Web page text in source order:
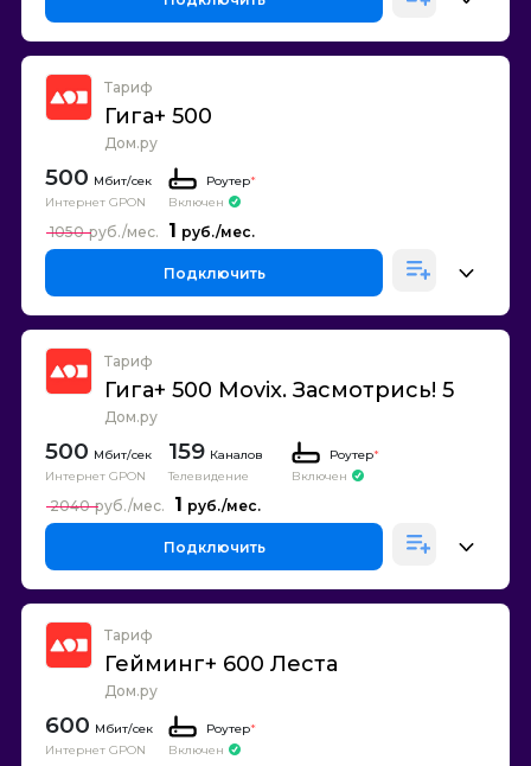
Тариф
Гига+ 500
Дом.ру
500
Интернет GPON
Роутер*
Включен
1
1050
Подключить
Тариф
Гига+ 500 Movix. Засмотрись! 5
Дом.ру
500
Интернет GPON
159 Каналов
Телевидение
Роутер*
Включен
1
2040
Подключить
Тариф
Гейминг+ 600 Леста
Дом.ру
600
Интернет GPON
Роутер*
Включен